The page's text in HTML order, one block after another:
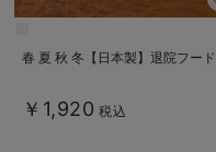
春 夏 秋 冬【日本製】退院フード
￥1,920 税込